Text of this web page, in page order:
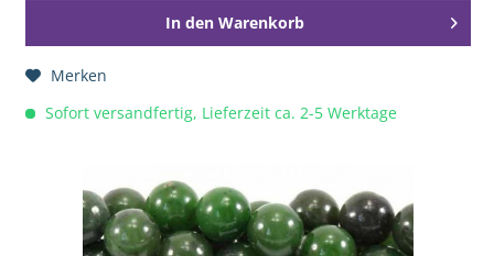
In den Warenkorb
Merken
Sofort versandfertig, Lieferzeit ca. 2-5 Werktage